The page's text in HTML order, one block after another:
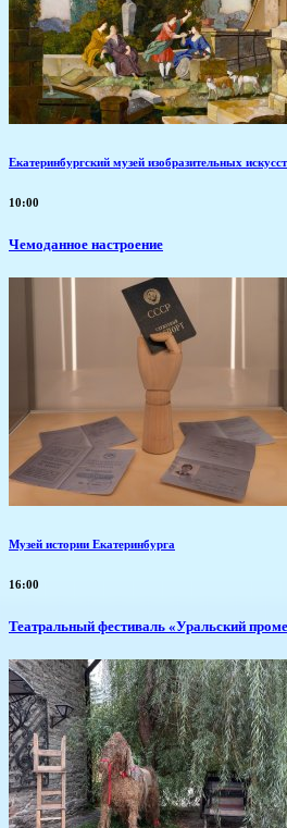
Екатеринбургский музей изобразительных
10:00
Чемоданное настроение
Музей истории Екатеринбурга
16:00
Театральный фестиваль «Уральский